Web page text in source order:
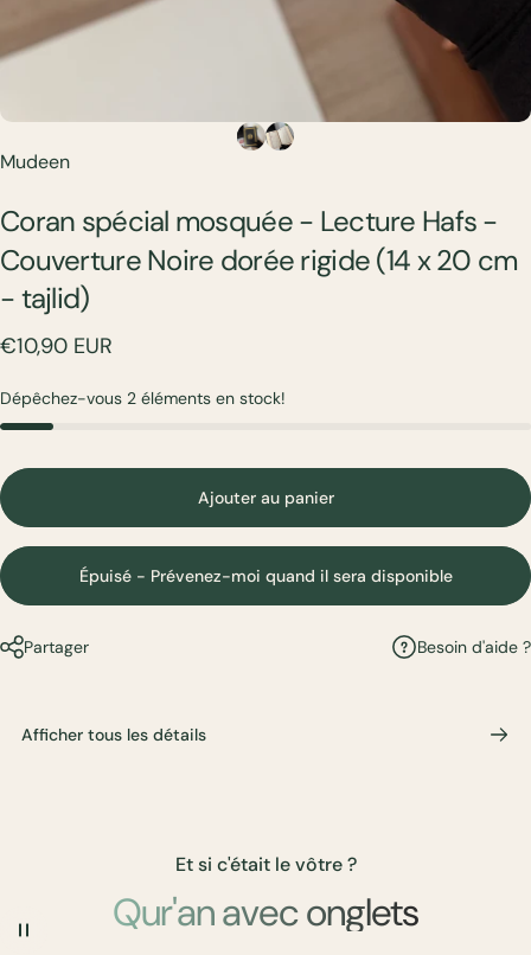
Mudeen
Coran spécial mosquée- Lecture Hafs-
CouvertureNoire doréerigide(14x20 cm
-tajlid)
€10,90 EUR
Dépêchez-vous 2 éléments en stock!
Ajouter au panier
Épuisé - Prévenez-moi quand il sera disponible
Partager Besoin d'aide ?
Afficher tous les détails
Et si c'était le vôtre ?
Qur'an avec onglets